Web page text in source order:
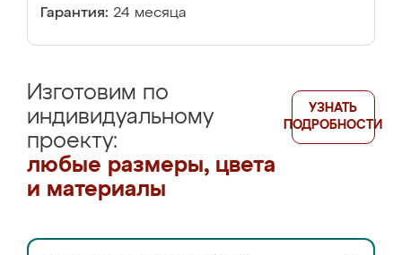
Гарантия: 24 месяца
Изготовим по
индивидуальному
проекту:
любые размеры, цвета
и материалы
УЗНАТЬ
ПОДРОБНОСТИ